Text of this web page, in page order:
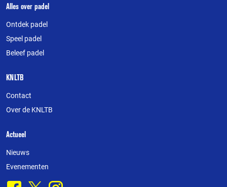
Over
deze
website
Alles over padel
Ontdek padel
Speel padel
Beleef padel
KNLTB
Contact
Over de KNLTB
Actueel
Nieuws
Evenementen